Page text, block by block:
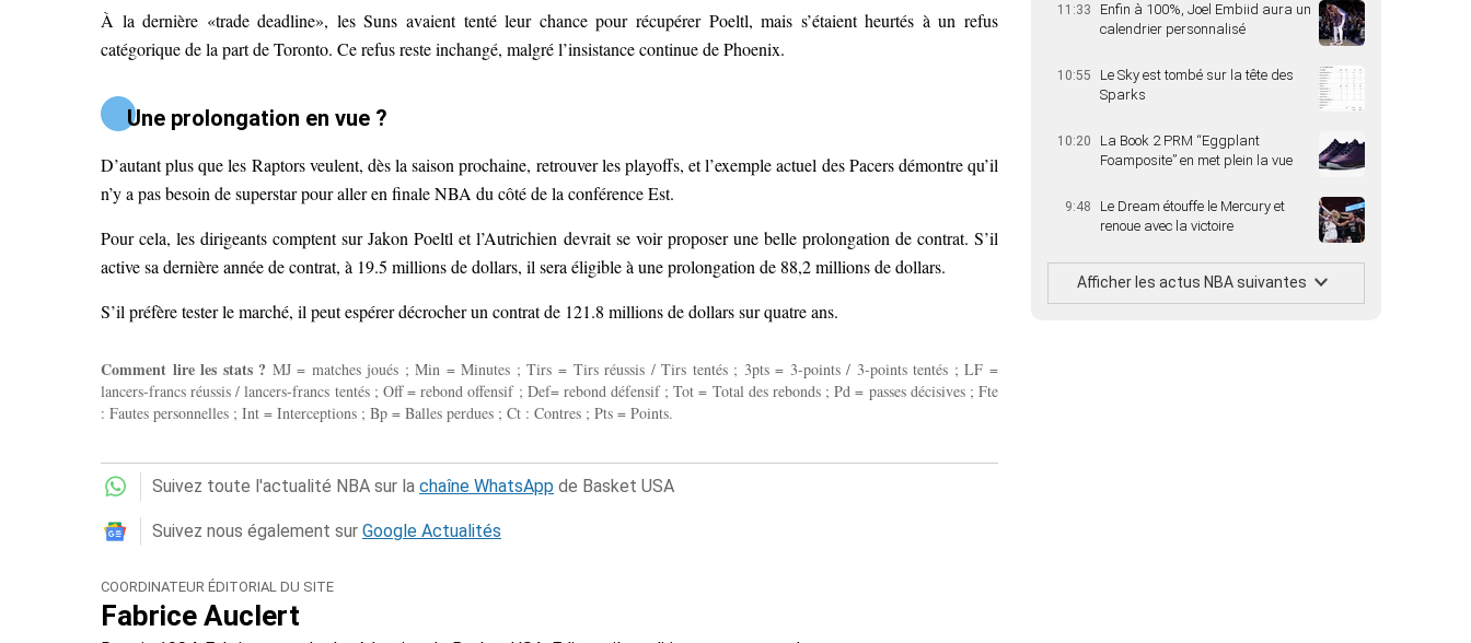
À la dernière «trade deadline», les Suns avaient tenté leur chance pour récupérer Poeltl, mais s’étaient heurtés à un refus
catégorique de la part de Toronto. Ce refus reste inchangé, malgré l’insistance continue de Phoenix.
Une prolongation en vue ?
D’autant plus que les Raptors veulent, dès la saison prochaine, retrouver les playoffs, et l’exemple actuel des Pacers démontre qu’il
n’y a pas besoin de superstar pour aller en finale NBA du côté de la conférence Est.
Pour cela, les dirigeants comptent sur Jakon Poeltl et l’Autrichien devrait se voir proposer une belle prolongation de contrat. S’il
active sa dernière année de contrat, à 19.5 millions de dollars, il sera éligible à une prolongation de 88,2 millions de dollars.
S’il préfère tester le marché, il peut espérer décrocher un contrat de 121.8 millions de dollars sur quatre ans.
Comment lire les stats ? MJ = matches joués ; Min = Minutes ; Tirs = Tirs réussis / Tirs tentés ; 3pts = 3-points / 3-points tentés ; LF =
lancers-francs réussis / lancers-francs tentés ; Off = rebond offensif ; Def= rebond défensif ; Tot = Total des rebonds ; Pd = passes décisives ; Fte
: Fautes personnelles ; Int = Interceptions ; Bp = Balles perdues ; Ct : Contres ; Pts = Points.
Suivez toute l'actualité NBA sur la chaîne WhatsApp de Basket USA
Suivez nous également sur Google Actualités
COORDINATEUR ÉDITORIAL DU SITE
Fabrice Auclert
11:33
Enfin à 100%, Joel Embiid aura un
calendrier personnalisé
10:55
Le Sky est tombé sur la tête des
Sparks
10:20
La Book 2 PRM “Eggplant
Foamposite” en met plein la vue
9:48
Le Dream étouffe le Mercury et
renoue avec la victoire
Afficher les actus NBA suivantes